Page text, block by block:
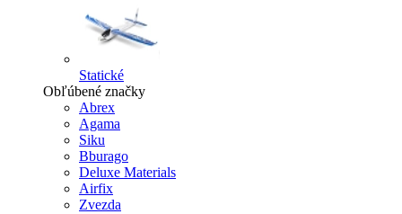
Statické
Obľúbené značky
Abrex
Agama
Siku
Bburago
Deluxe Materials
Airfix
Zvezda